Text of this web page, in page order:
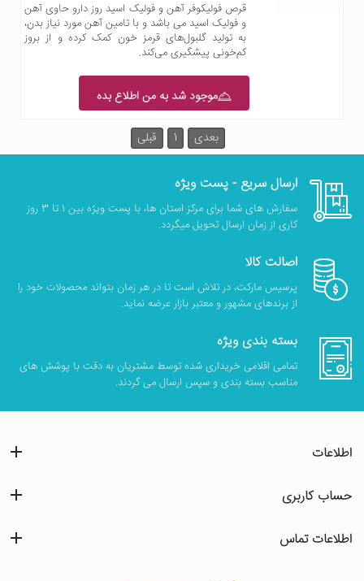
قرص فولیکوفر آهن و فولیک اسید روز دارو حاوی آهن
و فولیک اسید می باشد و با تامین آهن مورد نیاز بدن،
به تولید گلبول‌های قرمز خون کمک کرده و از بروز
کم‌خونی پیشگیری می‌کند.
موجود شد به من اطلاع بده
قبلی 1 بعدی
ارسال سریع - پست ویژه
سفارش های شما برای مرکز استان ها، با پست ویژه بین 1 تا 3 روز
کاری از زمان ارسال تحویل میگردد.
اصالت کالا
پرسیس مارکت، در تلاش است تا در هر زمان بتواند محصولات خود را
از برندهای مشهور و معتبر بازار عرضه نماید.
بسته بندی ویژه
تمامی اقلامی خریداری شده توسط مشتریان به دقت با پوشش های
مناسب بسته بندی و سپس ارسال می گردند.
اطلاعات
حساب کاربری
اطلاعات تماس